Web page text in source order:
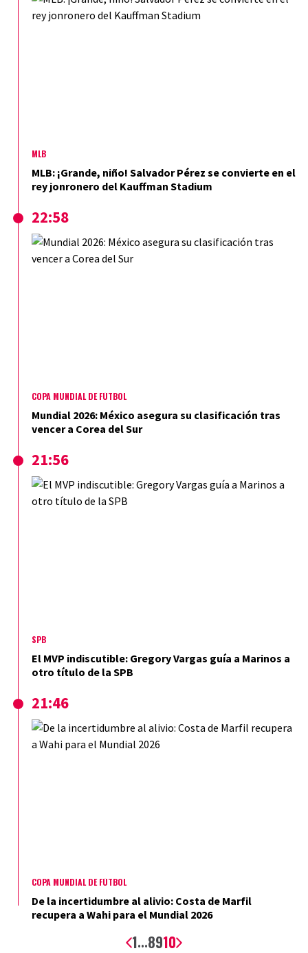
MLB
MLB: ¡Grande, niño! Salvador Pérez se convierte en el
rey jonronero del Kauffman Stadium
22:58
COPA MUNDIAL DE FÚTBOL
Mundial 2026: México asegura su clasificación tras
vencer a Corea del Sur
21:56
SPB
El MVP indiscutible: Gregory Vargas guía a Marinos a
otro título de la SPB
21:46
COPA MUNDIAL DE FÚTBOL
De la incertidumbre al alivio: Costa de Marfil
recupera a Wahi para el Mundial 2026
1...8910